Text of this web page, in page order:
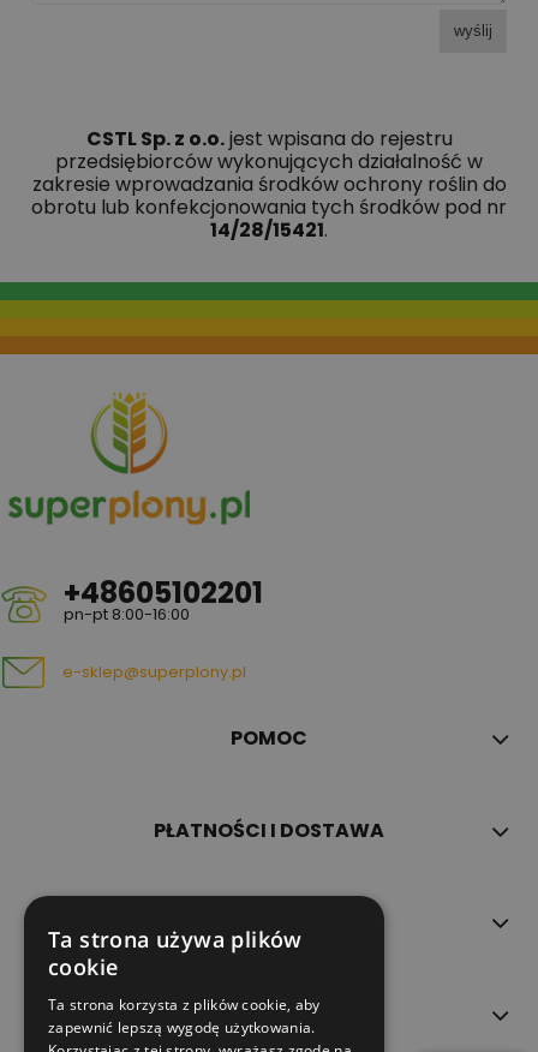
wyślij
CSTL Sp. z o.o.jest wpisana do rejestru
przedsiębiorców wykonujących działalność w
zakresie wprowadzania środków ochrony roślin do
obrotu lub konfekcjonowania tych środków pod nr
14/28/15421.
+48605102201
pn-pt 8:00-16:00
e-sklep@superplony.pl
POMOC
PŁATNOŚCI I DOSTAWA
O NAS
Ta strona używa plików
cookie
Ta strona korzysta z plików cookie, aby
zapewnić lepszą wygodę użytkowania.